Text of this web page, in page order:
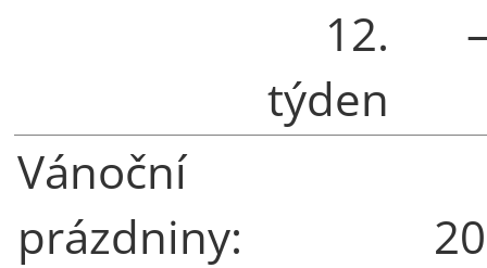
12.
týden
Vánoční
prázdniny: